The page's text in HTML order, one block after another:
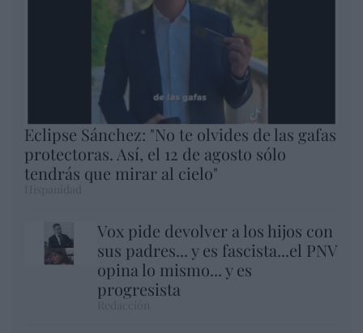
Eclipse Sánchez: "No te olvides de las gafas
protectoras. Así, el 12 de agosto sólo
tendrás que mirar al cielo"
Vox pide devolver a los hijos con
sus padres... y es fascista...el PNV
opina lo mismo... y es
progresista